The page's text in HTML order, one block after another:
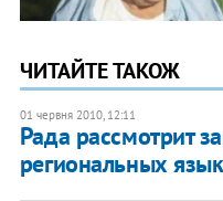
ЧИТАЙТЕ ТАКОЖ
01 червня 2010, 12:11
Рада рассмотрит
региональных